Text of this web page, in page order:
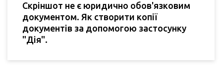
Скріншот не є юридично обов'язковим
документом. Як створити копії
документів за допомогою застосунку
"Дія".